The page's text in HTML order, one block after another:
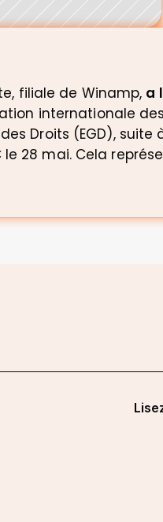
filiale de Winamp, a
internationale des
Droits (EGD), suite
28 mai. Cela